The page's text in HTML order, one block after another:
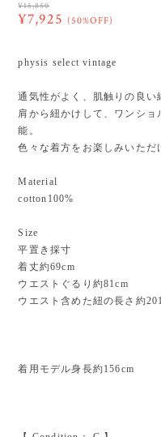
¥15,850
¥7,925 (50%OFF)
physis select vintage
通気性がよく、肌触りの良い
肩から紐かけして、ワンシ
能。
色々な着方をお楽しみいただ
Material
cotton100%
Size
平置き採寸
着丈約69cm
ウエストぐるり約81cm
ウエスト含めた紐の長さ約
着用モデル身長約156cm